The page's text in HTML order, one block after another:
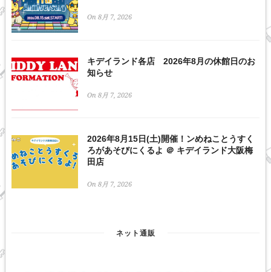
On 8月 7, 2026
キデイランド各店 2026年8月の休館日のお
知らせ
On 8月 7, 2026
2026年8月15日(土)開催！ンめねことうすく
ろがあそびにくるよ ＠ キデイランド大阪梅
田店
On 8月 7, 2026
ネット通販